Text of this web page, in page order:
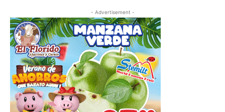
- Advertisement -